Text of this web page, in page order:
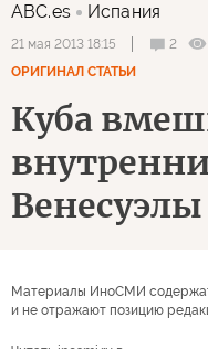
ABC.es Испания
21 мая 2013 18:15 2
ОРИГИНАЛ СТАТЬИ
Куба
Венесуэлы
Материалы ИноСМИ
и не отражают позицию